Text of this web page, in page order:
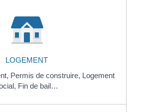
LOGEMENT
Permis de construire, Logement
Fin de bail…